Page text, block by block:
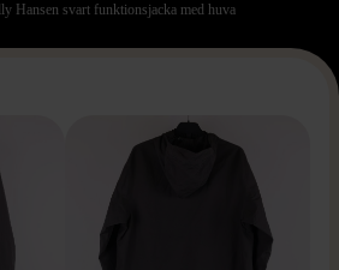
Hansen svart funktionsjacka med huva